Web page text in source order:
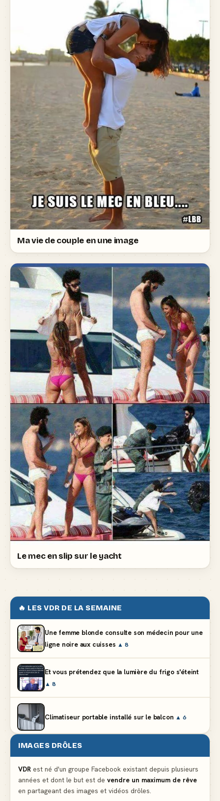
Ma vie de couple en une image
Le mec en slip sur le yacht
🔥 LES VDR DE LA SEMAINE
Une femme blonde consulte son médecin pour une
ligne noire aux cuisses ▲ 8
Et vous prétendez que la lumière du frigo s'éteint
▲ 8
Climatiseur portable installé sur le balcon ▲ 6
Partager l'addition alors que vous n'avez pris
Le mendiant revient avec un livre de cuisine
IMAGES DRÔLES
VDR est né d'un groupe Facebook existant depuis plusieurs
années et dont le but est de vendre un maximum de rêve
en partageant des images et vidéos drôles.